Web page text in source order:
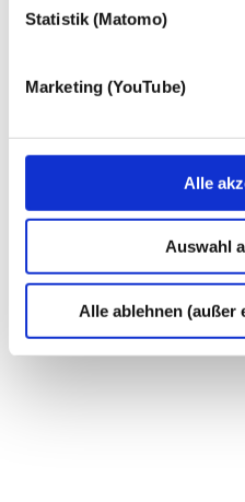
Statistik (Matomo)
Marketing (YouTube)
Alle
Auswahl
Alle ablehnen (außer